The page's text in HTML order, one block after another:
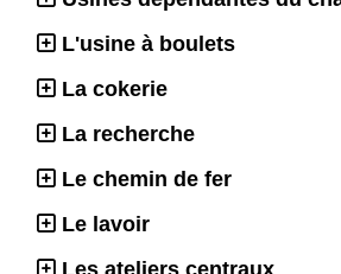
L'usine à boulets
La cokerie
La recherche
Le chemin de fer
Le lavoir
Les ateliers centraux